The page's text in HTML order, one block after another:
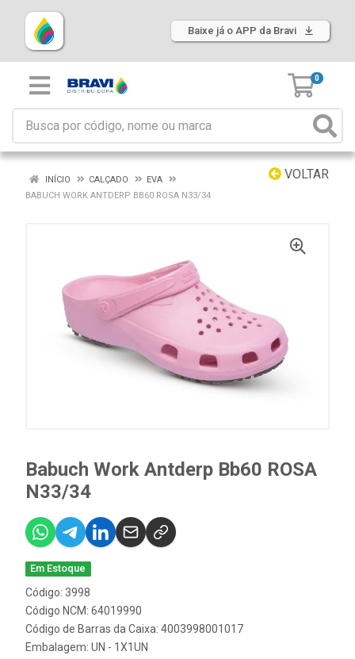
Baixe já o APP da Bravi
0
VOLTAR
INÍCIO CALÇADO
EVA
BABUCH WORK ANTDERP BB60 ROSA N33/34
Babuch Work Antderp Bb60 ROSA
N33/34
Em Estoque
Código: 3998
Código NCM: 64019990
Código de Barras da Caixa: 4003998001017
Embalagem: UN - 1X1UN